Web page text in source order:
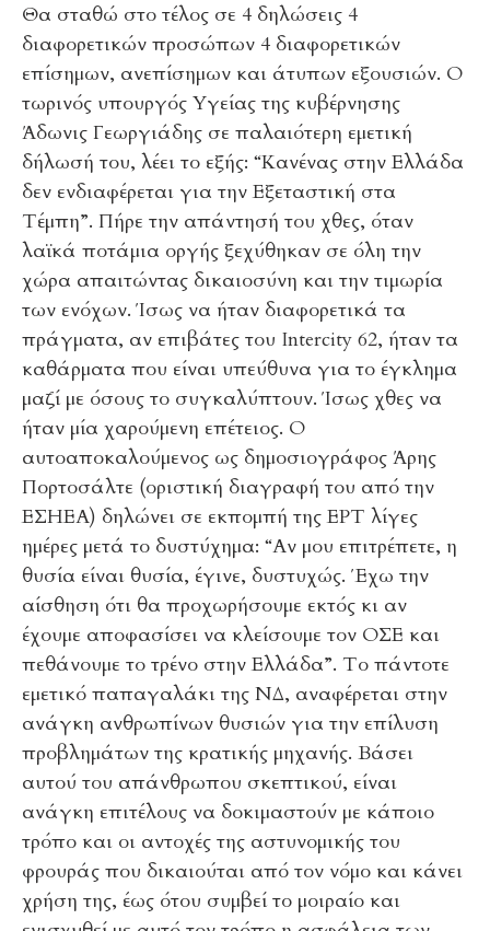
Θα σταθώ στο τέλος σε 4 δηλώσεις 4
διαφορετικών προσώπων 4 διαφορετικών
επίσημων, ανεπίσημων και άτυπων εξουσιών. Ο
τωρινός υπουργός Υγείας της κυβέρνησης
Άδωνις Γεωργιάδης σε παλαιότερη εμετική
δήλωσή του, λέει το εξής: “Κανένας στην Ελλάδα
δεν ενδιαφέρεται για την Εξεταστική στα
Τέμπη”. Πήρε την απάντησή του χθες, όταν
λαϊκά ποτάμια οργής ξεχύθηκαν σε όλη την
χώρα απαιτώντας δικαιοσύνη και την τιμωρία
των ενόχων. Ίσως να ήταν διαφορετικά τα
πράγματα, αν επιβάτες του Intercity 62, ήταν τα
καθάρματα που είναι υπεύθυνα για το έγκλημα
μαζί με όσους το συγκαλύπτουν. Ίσως χθες να
ήταν μία χαρούμενη επέτειος. Ο
αυτοαποκαλούμενος ως δημοσιογράφος Άρης
Πορτοσάλτε (οριστική διαγραφή του από την
ΕΣΗΕΑ) δηλώνει σε εκπομπή της ΕΡΤ λίγες
ημέρες μετά το δυστύχημα: “Αν μου επιτρέπετε, η
θυσία είναι θυσία, έγινε, δυστυχώς. Έχω την
αίσθηση ότι θα προχωρήσουμε εκτός κι αν
έχουμε αποφασίσει να κλείσουμε τον ΟΣΕ και
πεθάνουμε το τρένο στην Ελλάδα”. Το πάντοτε
εμετικό παπαγαλάκι της ΝΔ, αναφέρεται στην
ανάγκη ανθρωπίνων θυσιών για την επίλυση
προβλημάτων της κρατικής μηχανής. Βάσει
αυτού του απάνθρωπου σκεπτικού, είναι
ανάγκη επιτέλους να δοκιμαστούν με κάποιο
τρόπο και οι αντοχές της αστυνομικής του
φρουράς που δικαιούται από τον νόμο και κάνει
χρήση της, έως ότου συμβεί το μοιραίο και